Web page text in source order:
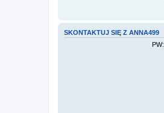
SKONTAKTUJ SIĘ Z ANNA499
PW: